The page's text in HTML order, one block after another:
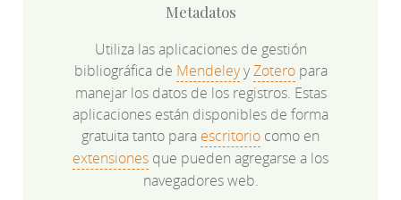
Metadatos
Utiliza las aplicaciones de gestión
bibliográfica de MendeleyyZoteropara
manejar los datos de los registros. Estas
aplicaciones están disponibles de forma
gratuita tanto para escritorio como en
extensiones que pueden agregarse a los
navegadores web.